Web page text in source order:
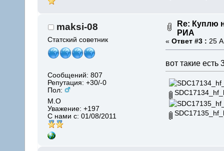
maksi-08
Статский советник
Сообщений: 807
Репутация: +30/-0
Пол:
М.О
Уважение:+197
С нами с: 01/08/2011
Re: Куплю
РИА
« Ответ #3 : 25
вот такие